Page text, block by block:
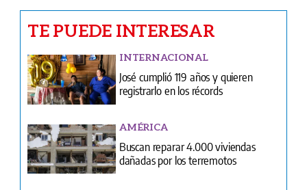
José cumplió 119 años y quieren
registrarlo en los récords
AMÉRICA
Buscan reparar 4.000 viviendas
dañadas por los terremotos
CARICATURAS
Caricatura del 5 de agosto de 2026